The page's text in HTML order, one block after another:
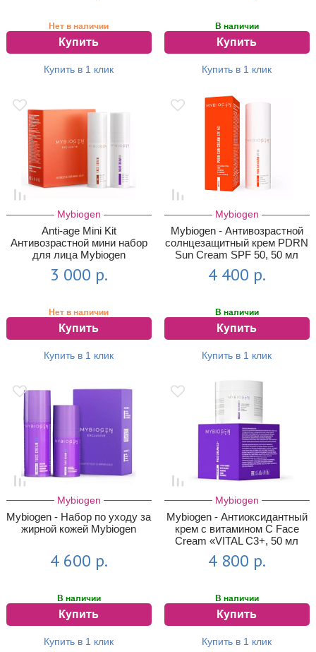
Нет в наличии
Купить
Купить в 1 клик
В наличии
Купить
Купить в 1 клик
Mybiogen
Anti-age Mini Kit
Антивозрастной мини набор
для лица Mybiogen
(Пептидная сыворот...
3 000 р.
Нет в наличии
Купить
Купить в 1 клик
Mybiogen
Mybiogen - Антивозрастной
солнцезащитный крем PDRN
Sun Cream SPF 50, 50 мл
4 400 р.
В наличии
Купить
Купить в 1 клик
Mybiogen
Mybiogen - Набор по уходу за
жирной кожей Mybiogen
4 600 р.
В наличии
Купить
Купить в 1 клик
Mybiogen
Mybiogen - Антиоксидантный
крем с витамином C Face
Cream «VITAL С3+, 50 мл
4 800 р.
В наличии
Купить
Купить в 1 клик